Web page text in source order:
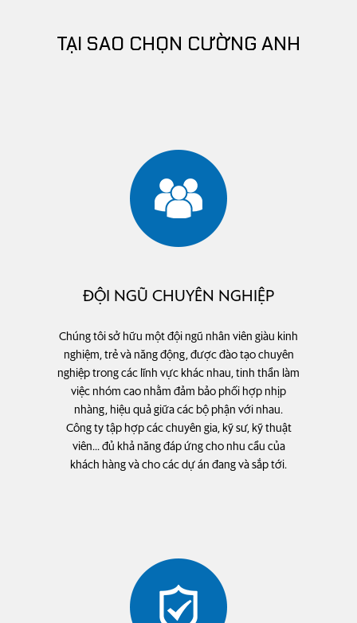
TẠI SAO CHỌN CƯỜNG ANH
ĐỘI NGŨ CHUYÊN NGHIỆP
Chúng tôi sở hữu một đội ngũ nhân viên giàu kinh
nghiệm, trẻ và năng động, được đào tạo chuyên
nghiệp trong các lĩnh vực khác nhau, tinh thần làm
việc nhóm cao nhằm đảm bảo phối hợp nhịp
nhàng, hiệu quả giữa các bộ phận với nhau.
Công ty tập hợp các chuyên gia, kỹ sư, kỹ thuật
viên... đủ khả năng đáp ứng cho nhu cầu của
khách hàng và cho các dự án đang và sắp tới.